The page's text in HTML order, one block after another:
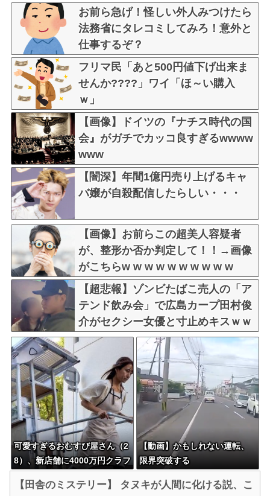
お前ら急げ！怪しい外人みつけたら
法務省にタレコミしてみろ！意外と
仕事するぞ？
フリマ民「あと500円値下げ出来ま
せんか????」ワイ「ほ～い購入
ｗ」
【画像】ドイツの『ナチス時代の国
会』がガチでカッコ良すぎるwwww
www
【闇深】年間1億円売り上げるキャ
バ嬢が自殺配信したらしい・・・
【画像】お前らこの超美人容疑者
が、整形か否か判定して！！→画像
がこちらw w w w w w w w w w
【超悲報】ゾンビたばこ売人の「ア
テンド飲み会」で広島カープ田村俊
介がセクシー女優と寸止めキスｗｗ
ｗ
可愛すぎるおむすび屋さん（2
8）、新店舗に4000万円クラフ
団から叩かれてしまうｗｗｗ
【動画】かもしれない運転、
限界突破する
【田舎のミステリー】 タヌキが人間に化ける説、こ